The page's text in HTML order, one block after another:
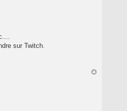
sur Twitch.